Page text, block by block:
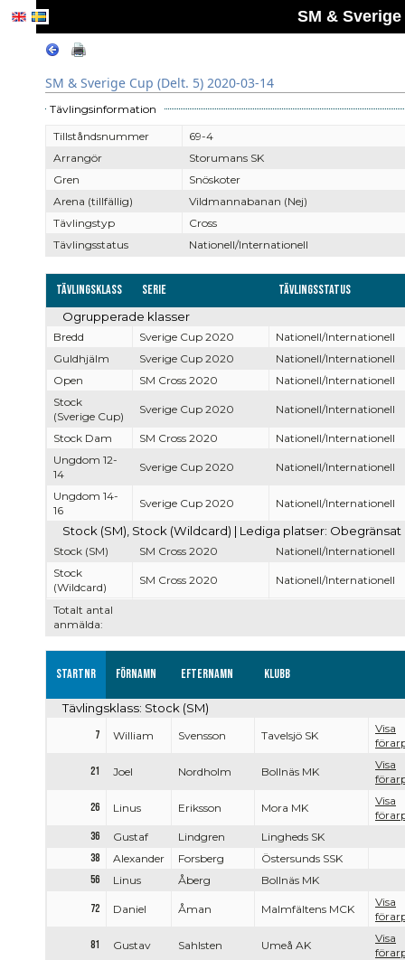
SM & Sverige
SM & Sverige Cup (Delt. 5) 2020-03-14
Tävlingsinformation
Tillståndsnummer
69-4
Arrangör
Storumans SK
Gren
Snöskoter
Arena (tillfällig)
Vildmannabanan (Nej)
Tävlingstyp
Cross
Tävlingsstatus
Nationell/Internationell
Tävlingsklass Serie Tävlingsstatus
Totalt antal
anmälda:
Ogrupperade klasser
Bredd Sverige Cup 2020
Nationell/Internationell
Guldhjälm
Sverige Cup 2020
Nationell/Internationell
Open
SM Cross 2020
Nationell/Internationell
Stock
(Sverige Cup)
Sverige Cup 2020 Nationell/Internationell
Stock Dam SM Cross 2020
Nationell/Internationell
Ungdom 12-
14
Sverige Cup 2020 Nationell/Internationell
Ungdom 14-
16
Sverige Cup 2020 Nationell/Internationell
Stock (SM), Stock (Wildcard) | Lediga platser: Obegränsat
Stock (SM) SM Cross 2020
Nationell/Internationell
Stock
(Wildcard)
SM Cross 2020 Nationell/Internationell
Startnr Förnamn Efternamn Klubb
Tävlingsklass: Stock (SM)
7 William Svensson Tavelsjö SK
Visa
21 Joel Nordholm Bollnäs MK
Visa
26 Linus Eriksson Mora MK
Visa
36
Gustaf Lindgren
Lingheds SK
38
Alexander Forsberg
Östersunds SSK
56
Linus Åberg Bollnäs MK
72 Daniel Åman Malmfältens MCK
Visa
81 Gustav Sahlsten Umeå AK
Visa